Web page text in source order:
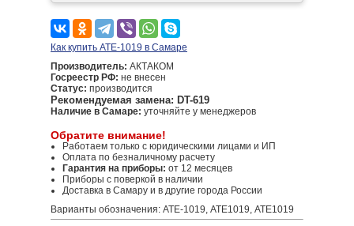
Как купить АТЕ-1019 в Самаре
Производитель: АКТАКОМ
Госреестр РФ: не внесен
Статус: производится
Рекомендуемая замена: DT-619
Наличие в Самаре: уточняйте у менеджеров
Обратите внимание!
Работаем только с юридическими лицами и ИП
Оплата по безналичному расчету
Гарантия на приборы: от 12 месяцев
Приборы с поверкой в наличии
Доставка в Самару и в другие города России
Варианты обозначения: ATE-1019, АТЕ1019, ATE1019